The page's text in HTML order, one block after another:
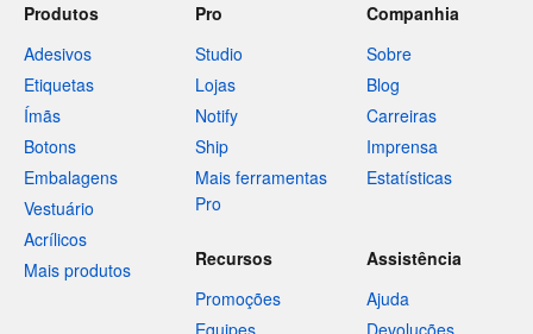
Produtos
Adesivos
Etiquetas
Ímãs
Botons
Embalagens
Vestuário
Acrílicos
Mais produtos
Pro
Studio
Lojas
Notify
Ship
Mais ferramentas
Pro
Companhia
Sobre
Blog
Carreiras
Imprensa
Estatísticas
Recursos
Promoções
Equipes
Assistência
Ajuda
Devoluções